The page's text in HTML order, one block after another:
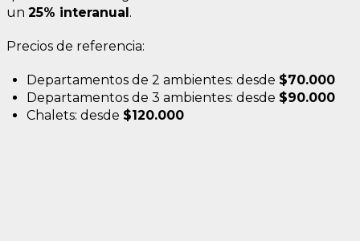
un 25% interanual.
Precios de referencia:
Departamentos de 2 ambientes: desde $70.000
Departamentos de 3 ambientes: desde $90.000
Chalets: desde $120.000